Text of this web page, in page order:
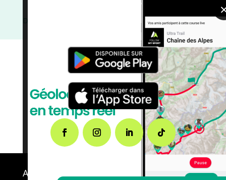
Distance Faible
courses/Course sur
/ Avril
A propos de FMS